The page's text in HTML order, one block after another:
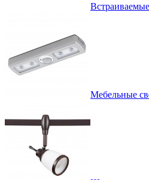
Мебельные